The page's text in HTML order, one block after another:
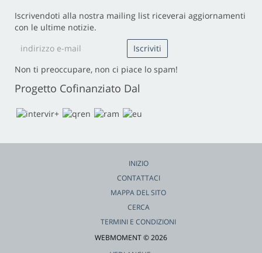
Iscrivendoti alla nostra mailing list riceverai aggiornamenti
con le ultime notizie.
Non ti preoccupare, non ci piace lo spam!
Progetto Cofinanziato Dal
INIZIO
CONTATTACI
MAPPA DEL SITO
CERCA
TERMINI E CONDIZIONI
WEBMOMENT © 2026